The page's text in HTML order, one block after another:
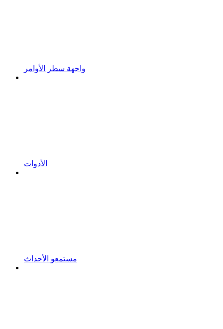
واجهة سطر الأوامر
الأدوات
مستمعو الأحداث